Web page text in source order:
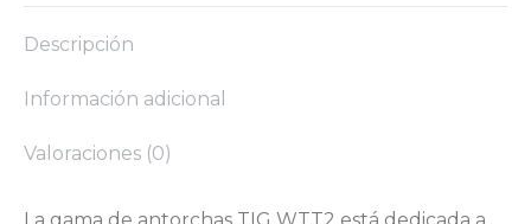
Descripción
Información adicional
Valoraciones (0)